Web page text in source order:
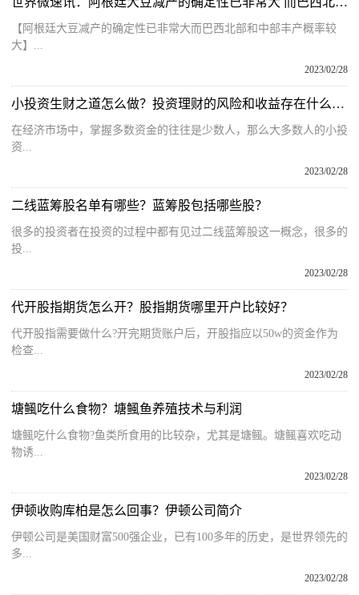
【阿根廷大豆减产的确定性已非常大而巴西北部和中部丰产概率较
大】...
2023/02/28
小投资生财之道怎么做？投资理财的风险和收益存在什么样的关系？
在经济市场中，掌握多数资金的往往是少数人，那么大多数人的小投
资...
2023/02/28
二线蓝筹股名单有哪些？蓝筹股包括哪些股？
很多的投资者在投资的过程中都有见过二线蓝筹股这一概念，很多的
投...
2023/02/28
代开股指期货怎么开？股指期货哪里开户比较好？
代开股指需要做什么?开完期货账户后，开股指应以50w的资金作为
检查...
2023/02/28
塘鲺吃什么食物？塘鲺鱼养殖技术与利润
塘鲺吃什么食物?鱼类所食用的比较杂，尤其是塘鲺。塘鲺喜欢吃动
物诱...
2023/02/28
伊顿收购库柏是怎么回事？伊顿公司简介
伊顿公司是美国财富500强企业，已有100多年的历史，是世界领先的
多...
2023/02/28